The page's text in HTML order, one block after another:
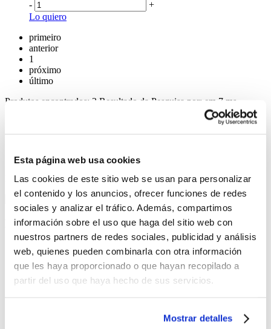
Esta página web usa cookies
Las cookies de este sitio web se usan para personalizar
el contenido y los anuncios, ofrecer funciones de redes
sociales y analizar el tráfico. Además, compartimos
información sobre el uso que haga del sitio web con
nuestros partners de redes sociales, publicidad y análisis
web, quienes pueden combinarla con otra información
que les haya proporcionado o que hayan recopilado a
partir del uso que haya hecho de sus servicios.
Mostrar detalles
-
+
Lo quiero
primeiro
anterior
1
próximo
último
Produtos encontrados: 2 Resultado da Pesquisa por: em 7 ms
Produtos selecionados para comparar:0Comparar
Nuestra empresa
¿Quiénes somos?
Nuestras tiendas
Servicio al cliente